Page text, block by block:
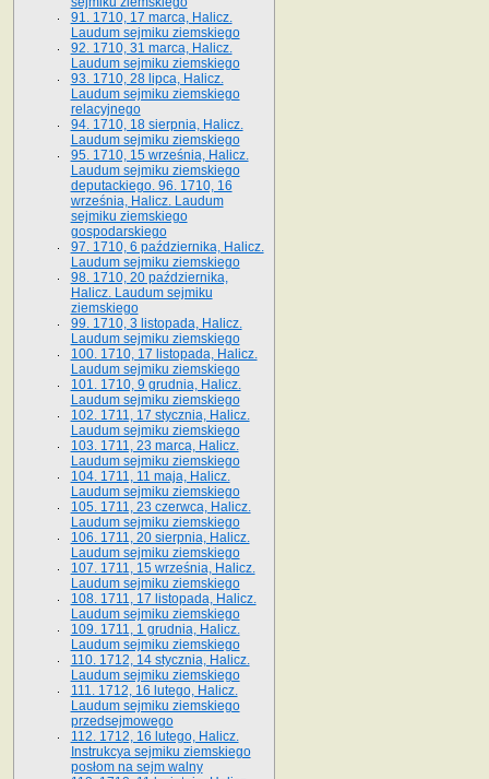
91. 1710, 17 marca, Halicz.
Laudum sejmiku ziemskiego
92. 1710, 31 marca, Halicz.
Laudum sejmiku ziemskiego
93. 1710, 28 lipca, Halicz.
Laudum sejmiku ziemskiego
relacyjnego
94. 1710, 18 sierpnia, Halicz.
Laudum sejmiku ziemskiego
95. 1710, 15 września, Halicz.
Laudum sejmiku ziemskiego
deputackiego. 96. 1710, 16
września, Halicz. Laudum
sejmiku ziemskiego
gospodarskiego
97. 1710, 6 października, Halicz.
Laudum sejmiku ziemskiego
98. 1710, 20 października,
Halicz. Laudum sejmiku
ziemskiego
99. 1710, 3 listopada, Halicz.
Laudum sejmiku ziemskiego
100. 1710, 17 listopada, Halicz.
Laudum sejmiku ziemskiego
101. 1710, 9 grudnia, Halicz.
Laudum sejmiku ziemskiego
102. 1711, 17 stycznia, Halicz.
Laudum sejmiku ziemskiego
103. 1711, 23 marca, Halicz.
Laudum sejmiku ziemskiego
104. 1711, 11 maja, Halicz.
Laudum sejmiku ziemskiego
105. 1711, 23 czerwca, Halicz.
Laudum sejmiku ziemskiego
106. 1711, 20 sierpnia, Halicz.
Laudum sejmiku ziemskiego
107. 1711, 15 września, Halicz.
Laudum sejmiku ziemskiego
108. 1711, 17 listopada, Halicz.
Laudum sejmiku ziemskiego
109. 1711, 1 grudnia, Halicz.
Laudum sejmiku ziemskiego
110. 1712, 14 stycznia, Halicz.
Laudum sejmiku ziemskiego
111. 1712, 16 lutego, Halicz.
Laudum sejmiku ziemskiego
przedsejmowego
112. 1712, 16 lutego, Halicz.
Instrukcya sejmiku ziemskiego
posłom na sejm walny